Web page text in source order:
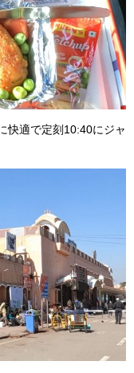
快適で定刻10:40にジャ